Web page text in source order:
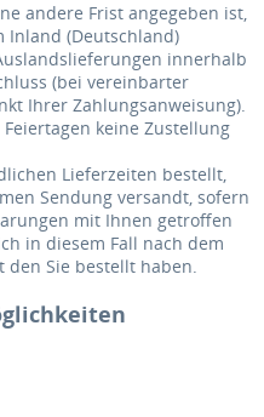
andere Frist angegeben ist,
Inland (Deutschland)
innerhalb
(bei vereinbarter
Ihrer Zahlungsanweisung).
keine Zustellung
Lieferzeiten bestellt,
Sendung versandt, sofern
mit Ihnen getroffen
in diesem Fall nach dem
Sie bestellt haben.